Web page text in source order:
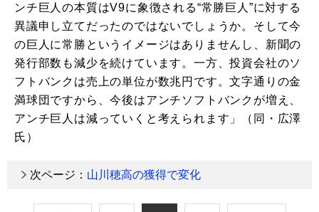
ンチ巨人の本質はV9に象徴される“常勝巨人”に対する
異議申し立てだったのではないでしょうか。そして今
の巨人に常勝というイメージはありませんし、新聞の
発行部数も減少を続けています。一方、投資会社のソ
フトバンクは売上の単位が数兆円です。文字通りの金
満球団ですから、今後はアンチソフトバンクが増え、
アンチ巨人は減っていくと考えられます」（同・広澤
氏）
次ページ： 山川穂高の獲得で変化